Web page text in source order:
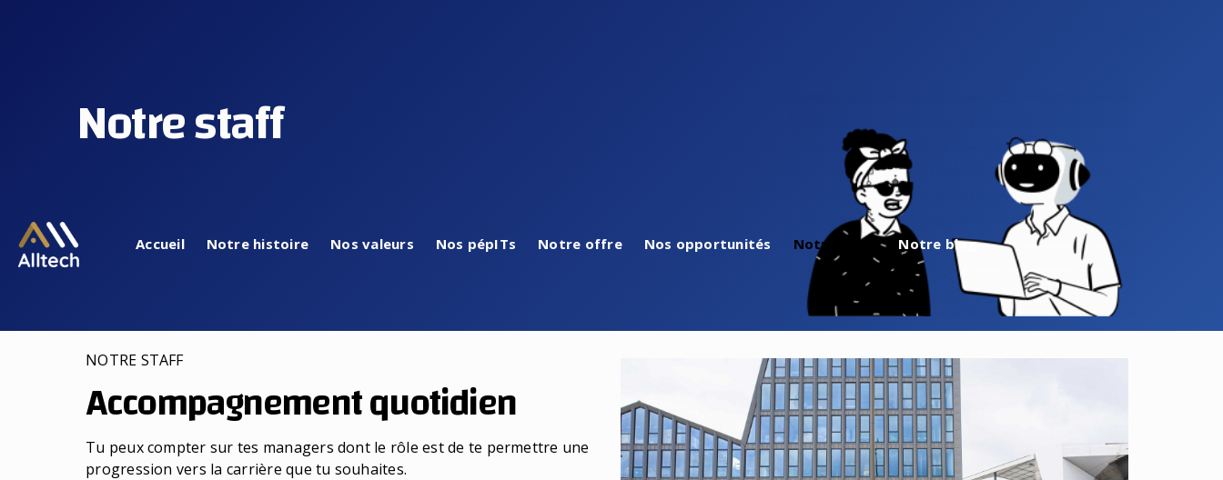
Accueil Notre histoire Nos valeurs Nos pépITs Notre offre Nos opportunités Notre staff Notre blog
Notre staff
NOTRE STAFF
Accompagnement quotidien
Tu peux compter sur tes managers dont le rôle est de te permettre une
progression vers la carrière que tu souhaites.